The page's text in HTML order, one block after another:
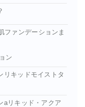
ファンデーションま
ン
リキッドモイストタ
aリキッド・アクア